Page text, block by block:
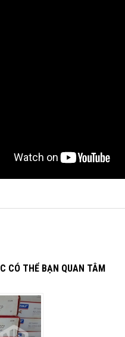
CÓ THỂ BẠN QUAN TÂM